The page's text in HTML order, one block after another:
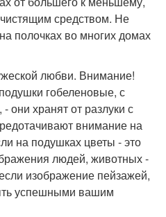
средством. Не
полочках во многих домах
любви. Внимание!
гобеленовые, с
они хранят от разлуки с
внимание на
на подушках цветы - это
людей, животных -
изображение пейзажей,
успешными вашим